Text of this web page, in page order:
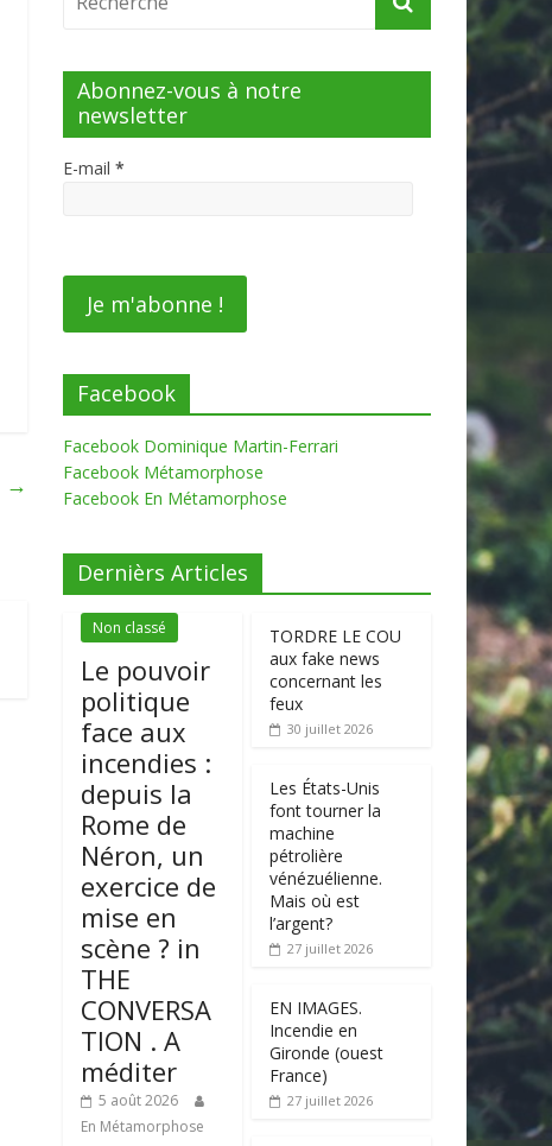
→
Abonnez-vous à notre
newsletter
E-mail *
Facebook
Facebook Dominique Martin-Ferrari
Facebook Métamorphose
Facebook En Métamorphose
Dernièrs Articles
Non classé
Le pouvoir
politique
face aux
incendies :
depuis la
Rome de
Néron, un
exercice de
mise en
scène ? in
THE
CONVERSA
TION . A
méditer
5 août 2026
En Métamorphose
TORDRE LE COU
aux fake news
concernant les
feux
30 juillet 2026
Les États-Unis
font tourner la
machine
pétrolière
vénézuélienne.
Mais où est
l’argent?
27 juillet 2026
EN IMAGES.
Incendie en
Gironde (ouest
France)
27 juillet 2026